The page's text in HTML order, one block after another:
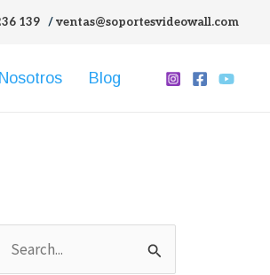
139 /ventas@soportesvideowall.com
Nosotros Blog